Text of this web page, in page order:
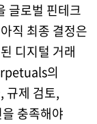
글로벌 핀테크
직 최종 결정은
디지털 거래
의
규제 검토,
충족해야